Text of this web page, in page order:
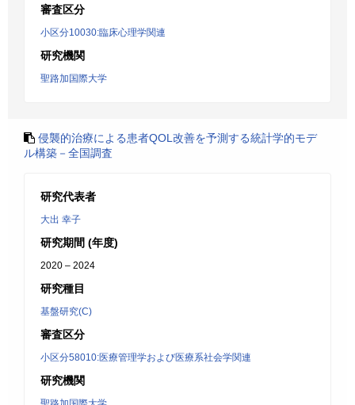
審査区分
小区分10030:臨床心理学関連
研究機関
聖路加国際大学
侵襲的治療による患者QOL改善を予測する統計学的モデ
ル構築－全国調査
研究代表者
大出 幸子
研究期間 (年度)
2020 – 2024
研究種目
基盤研究(C)
審査区分
小区分58010:医療管理学および医療系社会学関連
研究機関